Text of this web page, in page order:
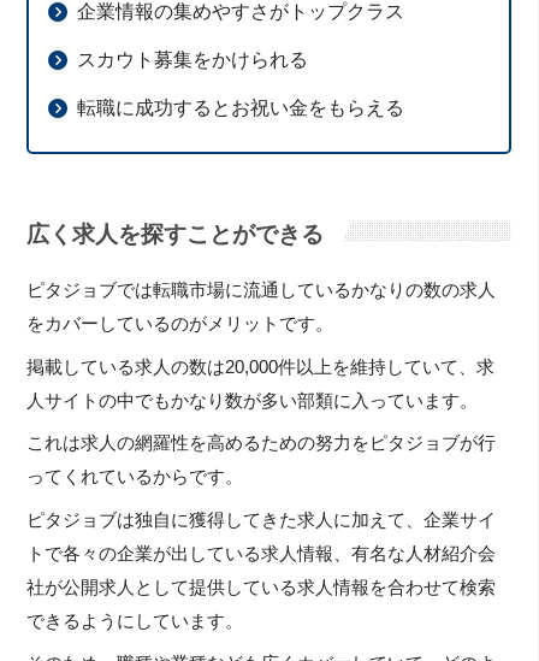
企業情報の集めやすさがトップクラス
スカウト募集をかけられる
転職に成功するとお祝い金をもらえる
広く求人を探すことができる
ピタジョブでは転職市場に流通しているかなりの数の求人
をカバーしているのがメリットです。
掲載している求人の数は20,000件以上を維持していて、求
人サイトの中でもかなり数が多い部類に入っています。
これは求人の網羅性を高めるための努力をピタジョブが行
ってくれているからです。
ピタジョブは独自に獲得してきた求人に加えて、企業サイ
トで各々の企業が出している求人情報、有名な人材紹介会
社が公開求人として提供している求人情報を合わせて検索
できるようにしています。